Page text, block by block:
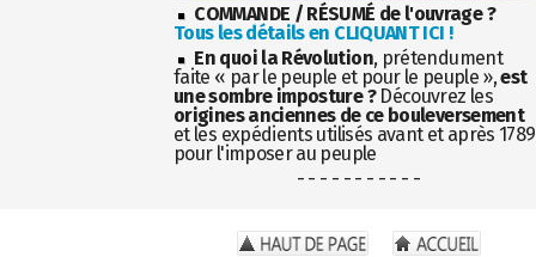
COMMANDE / RÉSUMÉ de l'ouvrage ?
Tous les détails en CLIQUANT ICI !
En quoi la Révolution, prétendument
faite « par le peuple et pour le peuple »,est
une sombre imposture ?Découvrez les
origines anciennes de ce bouleversement
et les expédients utilisés avant et après 1789
pour l'imposer au peuple
- - - - - - - - - - -